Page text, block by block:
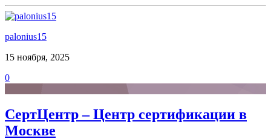
palonius15
15 ноября, 2025
0
СертЦентр – Центр сертификации в
Москве